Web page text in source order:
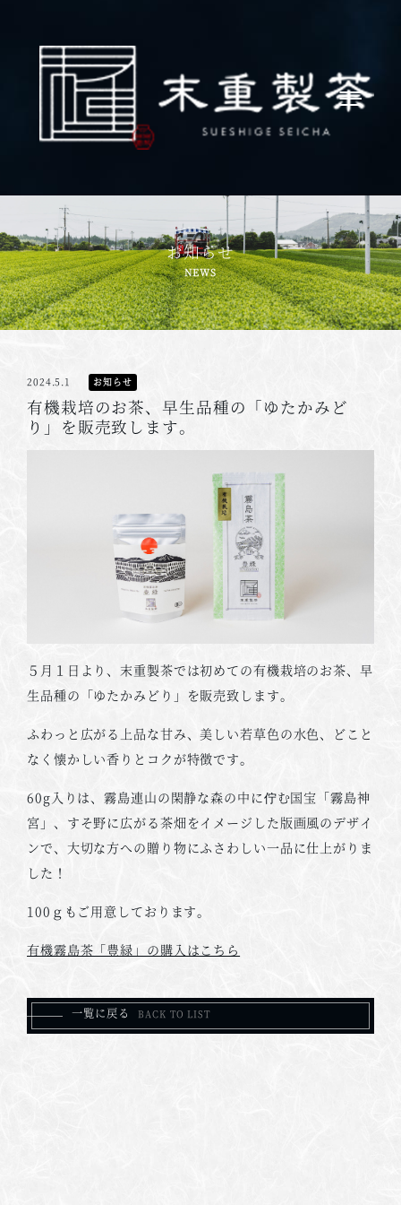
お知らせ
2024.5.1 お知らせ
有機栽培のお茶、早生品種の「ゆたかみど
り」を販売致します。
５月１日より、末重製茶では初めての有機栽培のお茶、早
生品種の「ゆたかみどり」を販売致します。
ふわっと広がる上品な甘み、美しい若草色の水色、どこと
なく懐かしい香りとコクが特徴です。
60g入りは、霧島連山の閑静な森の中に佇む国宝「霧島神
宮」、すそ野に広がる茶畑をイメージした版画風のデザイ
ンで、大切な方への贈り物にふさわしい一品に仕上がりま
した！
100ｇもご用意しております。
有機霧島茶「豊緑」の購入はこちら
一覧に戻る